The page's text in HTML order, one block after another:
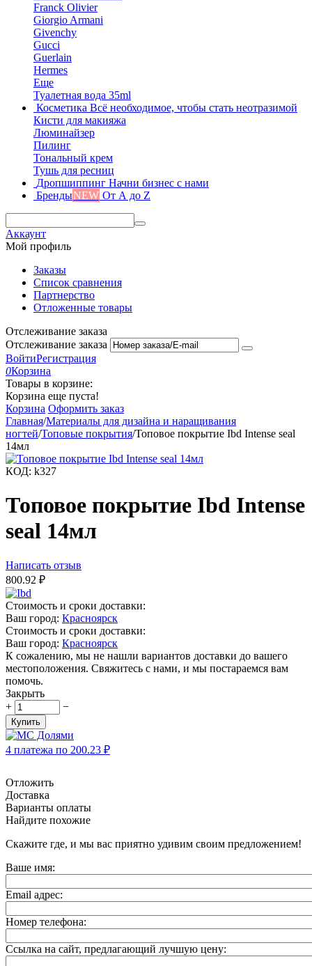
Franck Olivier
Giorgio Armani
Givenchy
Gucci
Guerlain
Hermes
Еще
Туалетная вода 35ml
Косметика Всё необходимое, чтобы стать неотразимой
Кисти для макияжа
Люминайзер
Пилинг
Тональный крем
Тушь для ресниц
Дропшиппинг Начни бизнес с нами
БрендыNEW От А до Z
Аккаунт
Мой профиль
Заказы
Список сравнения
Партнерство
Отложенные товары
Отслеживание заказа
Отслеживание заказа
ВойтиРегистрация
0Корзина
Товары в корзине:
Корзина еще пуста!
Корзина Оформить заказ
Главная/Материалы для дизайна и наращивания
ногтей/Топовые покрытия/Топовое покрытие Ibd Intense seal
14мл
КОД: k327
Топовое покрытие Ibd Intense
seal 14мл
Написать отзыв
800.92 ₽
Стоимость и сроки доставки:
Ваш город: Красноярск
Стоимость и сроки доставки:
Ваш город: Красноярск
К сожалению, мы не нашли вариантов доставки до вашего
местоположения. Свяжитесь с нами, и мы постараемся вам
помочь.
Закрыть
+
−
Купить
4 платежа по 200.23 ₽
Отложить
Доставка
Варианты оплаты
Найдите похожие
Скажите где, и мы вас приятно удивим своим предложением!
Ваше имя:
Email адрес:
Номер телефона:
Ссылка на сайт, предлагающий лучшую цену: